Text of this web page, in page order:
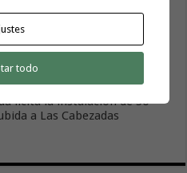
Consumo inyecta más de
económico de La
licita la instalación de 30
a Las Cabezadas
todo